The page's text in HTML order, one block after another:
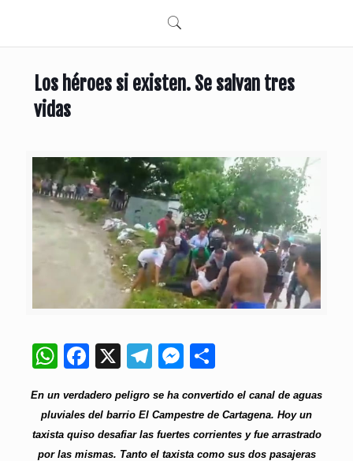
Los héroes si existen. Se salvan tres
vidas
WhatsApp
Facebook
X Telegram
Messenger
En un verdadero peligro se ha convertido el canal de aguas
pluviales del barrio El Campestre de Cartagena. Hoy un
taxista quiso desafiar las fuertes corrientes y fue arrastrado
por las mismas. Tanto el taxista como sus dos pasajeras